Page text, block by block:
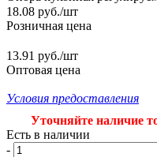
18.08 руб./шт
Розничная цена
13.91 руб./шт
Оптовая цена
Условия предоставления
Уточняйте наличие
Есть в наличии
-